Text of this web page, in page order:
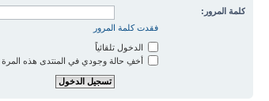
كلمة المرور:
فقدت كلمة المرور
الدخول تلقائياً
أخفِ حالة وجودي في المنتدى هذه المرة